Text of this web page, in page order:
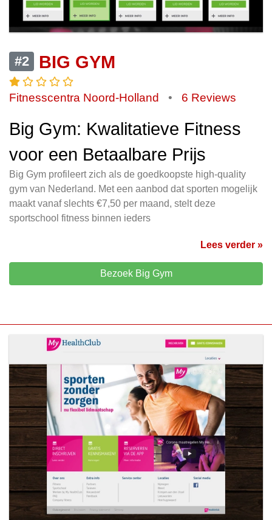
#2 BIG GYM
Fitnesscentra Noord-Holland • 6 Reviews
Big Gym: Kwalitatieve Fitness
voor een Betaalbare Prijs
Big Gym profileert zich als de goedkoopste high-quality
gym van Nederland. Met een aanbod dat sporten mogelijk
maakt vanaf slechts €7,50 per maand, stelt deze
sportschool fitness binnen ieders
Lees verder »
Bezoek Big Gym